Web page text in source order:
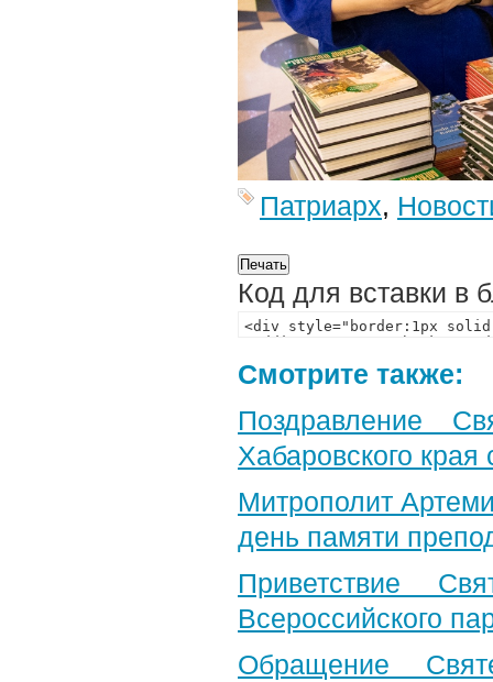
Патриарх,
Код для вставки в
Смотрите также:
Поздравление
Хабаровского края
Митрополит
день памяти
Приветствие
Всероссийского
Обращение